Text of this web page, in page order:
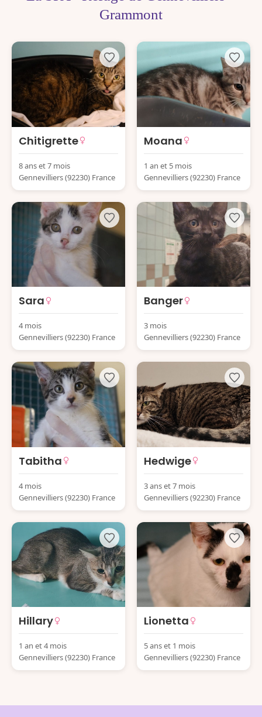
Grammont
Chitigrette
8 ans et 7 mois
Gennevilliers (92230) France
Moana
1 an et 5 mois
Gennevilliers (92230) France
Sara
4 mois
Gennevilliers (92230) France
Banger
3 mois
Gennevilliers (92230) France
Tabitha
4 mois
Gennevilliers (92230) France
Hedwige
3 ans et 7 mois
Gennevilliers (92230) France
Hillary
1 an et 4 mois
Gennevilliers (92230) France
Lionetta
5 ans et 1 mois
Gennevilliers (92230) France